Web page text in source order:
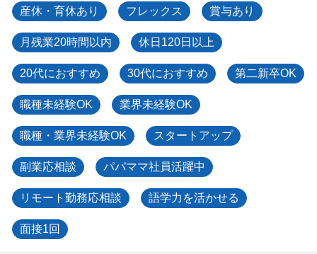
産休・育休あり フレックス 賞与あり
月残業20時間以内 休日120日以上
20代におすすめ 30代におすすめ 第二新卒OK
職種未経験OK 業界未経験OK
職種・業界未経験OK スタートアップ
副業応相談 パパママ社員活躍中
リモート勤務応相談 語学力を活かせる
面接1回